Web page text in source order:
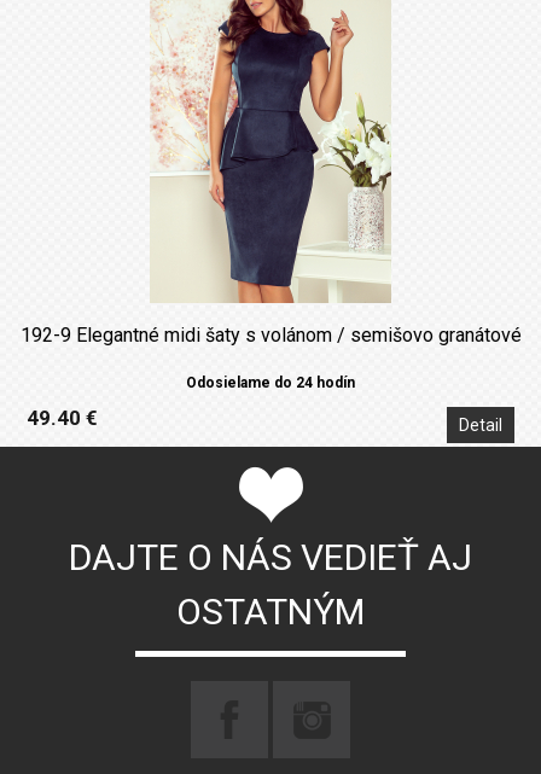
192-9 Elegantné midi šaty s volánom / semišovo granátové
Odosielame do 24 hodín
49.40 € Detail
DAJTE O NÁS VEDIEŤ AJ
OSTATNÝM